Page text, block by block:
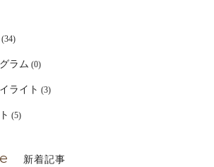
(34)
ラム (0)
ライト (3)
(5)
新着記事